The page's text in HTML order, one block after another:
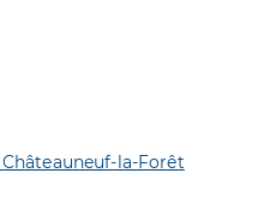
la-Forêt